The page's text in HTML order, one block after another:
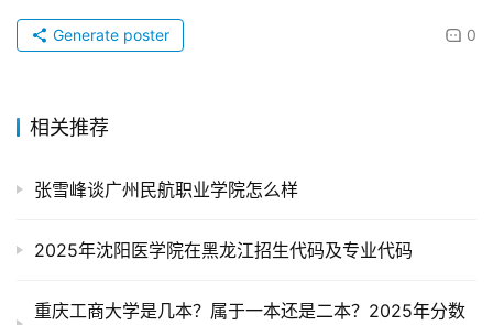
0
Generate poster
相关推荐
张雪峰谈广州民航职业学院怎么样
2025年沈阳医学院在黑龙江招生代码及专业代码
重庆工商大学是几本？属于一本还是二本？2025年分数